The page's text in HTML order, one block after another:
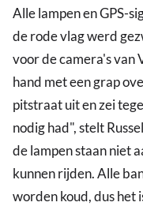
Alle lampen en GPS-
de rode vlag werd
voor de camera's van
hand met een grap
pitstraat uit en zei
nodig had", stelt
de lampen staan niet
kunnen rijden. Alle
worden koud, dus het